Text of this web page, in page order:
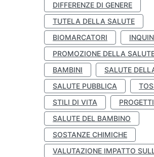
DIFFERENZE DI GENERE
TUTELA DELLA SALUTE
BIOMARCATORI
PROMOZIONE DELLA
BAMBINI
SALUTE
SALUTE PUBBLICA
STILI DI VITA
SALUTE DEL BAMBINO
SOSTANZE CHIMICHE
VALUTAZIONE IMPATTO